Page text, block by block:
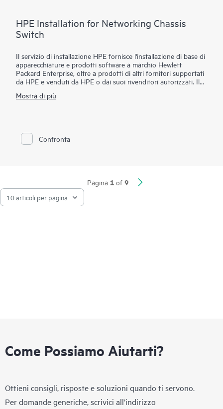
HPE Installation for Networking Chassis
Switch
Il servizio di installazione HPE fornisce l'installazione di base di
apparecchiature e prodotti software a marchio Hewlett
Packard Enterprise, oltre a prodotti di altri fornitori supportati
da HPE e venduti da HPE o dai suoi rivenditori autorizzati. Il
implementazione HPE progettati per garantire al cliente la
conformità con la documentazione fornita dal costruttore a
corredo del prodotto.
Mostra di più
Confronta
Pagina 1 of 9
Come Possiamo Aiutarti?
Ottieni consigli, risposte e soluzioni quando ti servono.
Per domande generiche, scrivici all’indirizzo